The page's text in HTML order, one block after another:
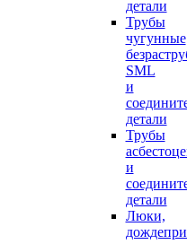
детали
Трубы
чугунные
SML
и
детали
Трубы
и
детали
Люки,